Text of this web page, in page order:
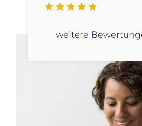
weitere